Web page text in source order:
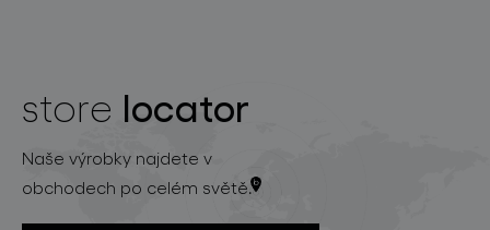
kolekce svítidel
store locator
Naše výrobky najdete v
obchodech po celém světě.